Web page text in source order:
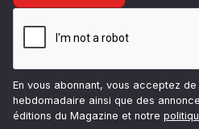
En vous abonnant, vous acceptez
hebdomadaire ainsi que des
éditions du Magazine et notre